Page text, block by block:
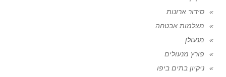
סידור ארונות
מצלמות אבטחה
מנעולן
פורץ מנעולים
ניקיון בתים ביפו